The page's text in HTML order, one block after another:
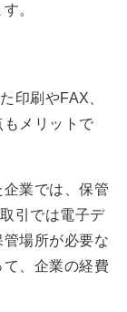
。
印刷やFAX、
メリットで
業では、保管
引では電子デ
場所が必要な
て、企業の経費